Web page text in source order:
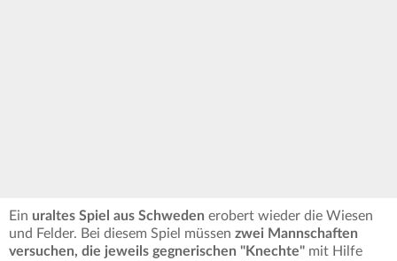
Ein uraltes Spiel aus Schweden erobert wieder die Wiesen
und Felder. Bei diesem Spiel müssen zwei Mannschaften
versuchen, die jeweils gegnerischen "Knechte" mit Hilfe